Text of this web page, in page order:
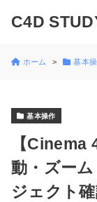
C4D
ホーム 基本
基本操作
【
動・ズー
ジェクト